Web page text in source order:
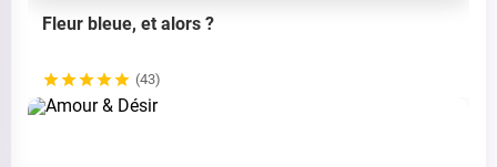
Fleur bleue, et alors ?
(43)